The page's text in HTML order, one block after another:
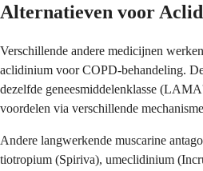
Alternatieven voor
Verschillende andere medicijnen
aclidinium voor COPD-behandeling.
dezelfde geneesmiddelenklasse
voordelen via verschillende
Andere langwerkende muscarine
tiotropium (Spiriva), umeclidinium